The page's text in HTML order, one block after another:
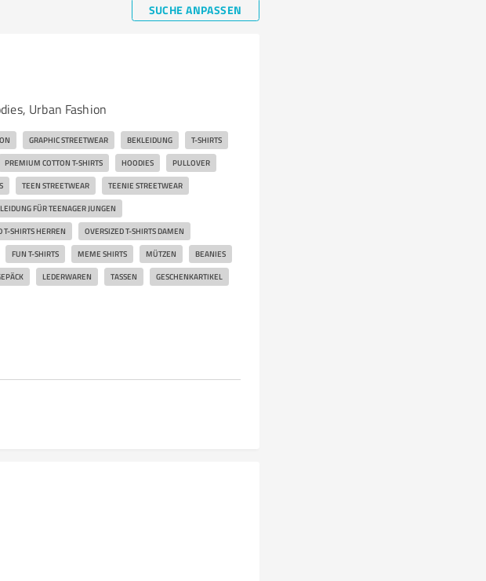
SUCHE ANPASSEN
Urban Fashion
GRAPHIC STREETWEAR BEKLEIDUNG T-SHIRTS
PREMIUM COTTON T-SHIRTS HOODIES PULLOVER
TEEN STREETWEAR TEENIE STREETWEAR
FÜR TEENAGER JUNGEN
T-SHIRTS HERREN OVERSIZED T-SHIRTS DAMEN
FUN T-SHIRTS MEME SHIRTS MÜTZEN BEANIES
LEDERWAREN TASSEN GESCHENKARTIKEL